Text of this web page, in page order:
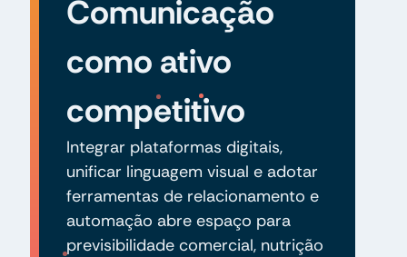
Comunicação
como ativo
competitivo
Integrar plataformas digitais,
unificar linguagem visual e adotar
ferramentas de relacionamento e
automação abre espaço para
previsibilidade comercial, nutrição